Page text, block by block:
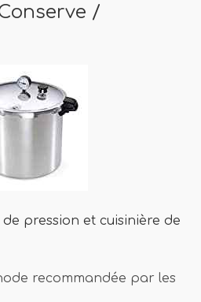
/
de pression et cuisinière de
recommandée par les